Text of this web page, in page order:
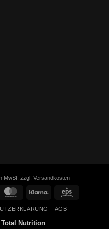
MwSt. zzgl. Versandkosten
MasterCard Klarna
AGB
Total Nutrition